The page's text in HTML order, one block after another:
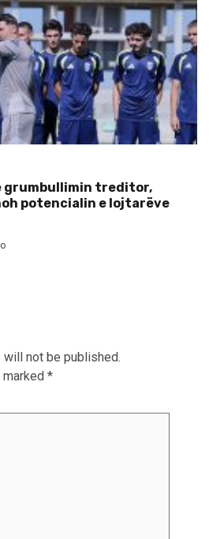
grumbullimin treditor,
potencialin e lojtarëve
will not be published.
*